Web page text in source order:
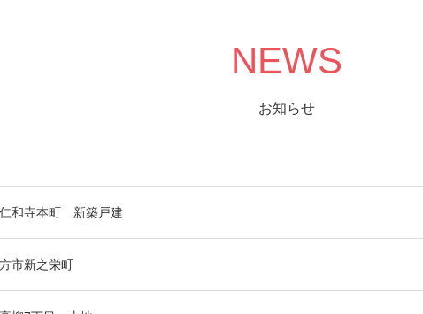
NEWS
お知らせ
和寺本町 新築戸建
市新之栄町